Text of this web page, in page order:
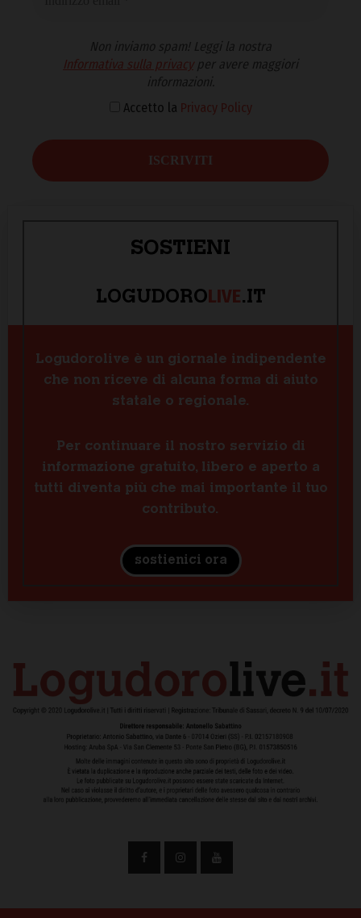
Non inviamo spam! Leggi la nostra
Informativa sulla privacyper avere maggiori
informazioni.
Accetto la Privacy Policy
SOSTIENI
LOGUDOROLIVE.IT
Logudorolive è un giornale indipendente
che non riceve di alcuna forma di aiuto
statale o regionale.
Per continuare il nostro servizio di
informazione gratuito, libero e aperto a
tutti diventa più che mai importante il tuo
contributo.
sostienici ora